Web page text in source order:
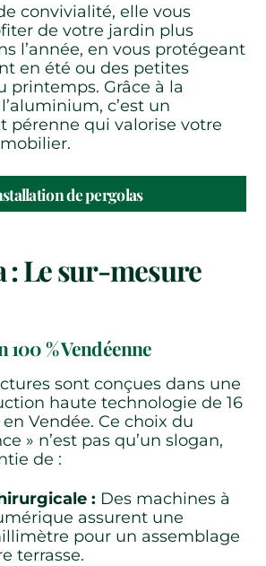
convivialité, elle vous
de votre jardin plus
l’année, en vous protégeant
en été ou des petites
printemps. Grâce à la
c’est un
pérenne qui valorise votre
de pergolas
: Le sur-mesure
100 % Vendéenne
sont conçues dans une
haute technologie de 16
Vendée. Ce choix du
» n’est pas qu’un slogan,
de :
: Des machines à
assurent une
pour un assemblage
terrasse.